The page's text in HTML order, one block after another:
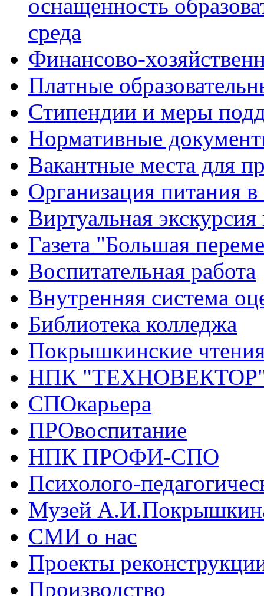
оснащенность
среда
Финансово-
Платные
Стипендии и меры
Нормативные
Вакантные места для
Организация питания в
Виртуальная
Газета "Большая
Воспитательная работа
Внутренняя система
Библиотека колледжа
Покрышкинские
НПК
СПОкарьера
ПРОвоспитание
НПК ПРОФИ-СПО
Психолого-
Музей
СМИ о нас
Проекты
Производство